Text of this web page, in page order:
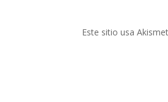
Este sitio usa